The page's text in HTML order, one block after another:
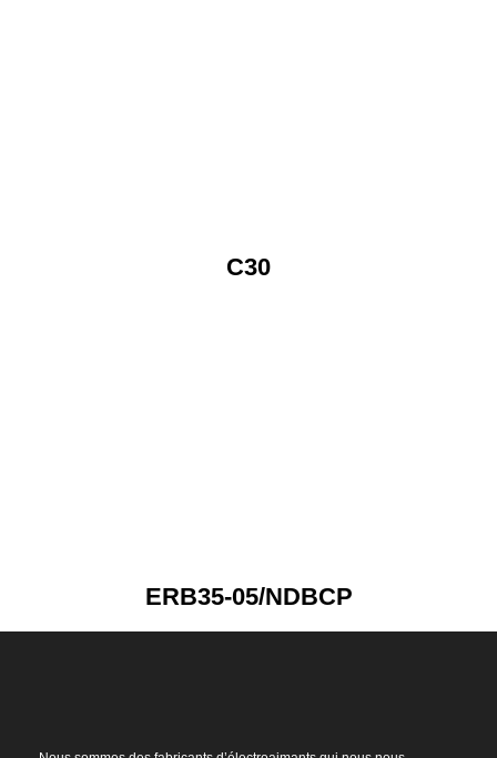
C30
ERB35-05/NDBCP